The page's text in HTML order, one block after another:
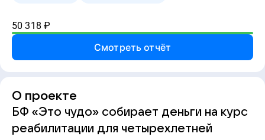
50 318 ₽
Смотреть отчёт
О проекте
БФ «Это чудо» собирает деньги на курс
реабилитации для четырехлетней